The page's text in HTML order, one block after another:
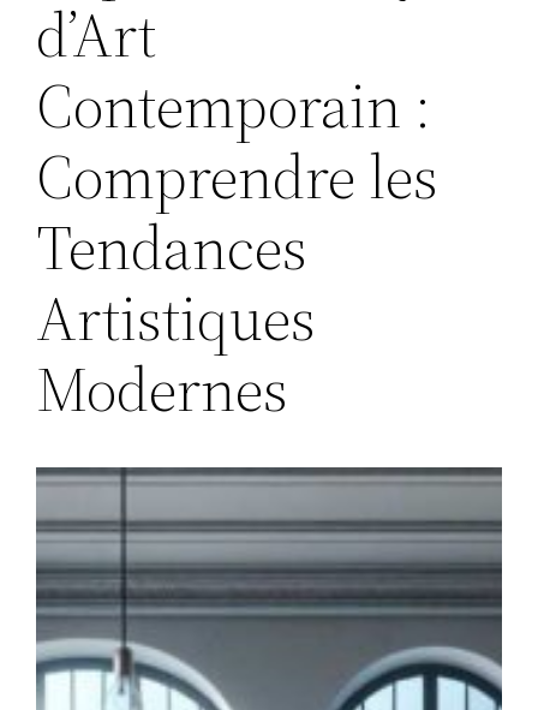
d’Art
Contemporain :
Comprendre les
Tendances
Artistiques
Modernes